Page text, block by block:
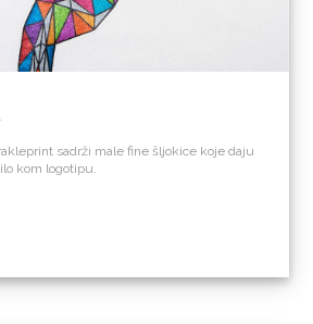
sadrži male fine šljokice koje daju
kom logotipu.